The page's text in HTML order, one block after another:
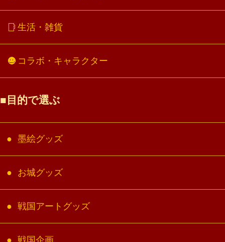
生活・雑貨
コラボ・キャラクター
目的で選ぶ
墨絵グッズ
お城グッズ
戦国アートグッズ
戦国企画